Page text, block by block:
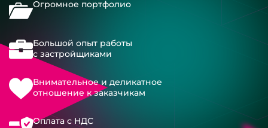
Огромное портфолио
Большой опыт работы
с застройщиками
Внимательное и деликатное
отношение к заказчикам
Оплата с НДС